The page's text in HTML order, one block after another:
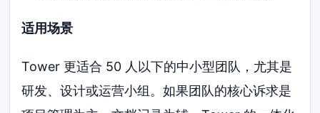
适用场景
Tower 更适合 50 人以下的中小型团队，尤其是
研发、设计或运营小组。如果团队的核心诉求是